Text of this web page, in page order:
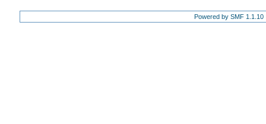
Powered by SMF 1.1.10